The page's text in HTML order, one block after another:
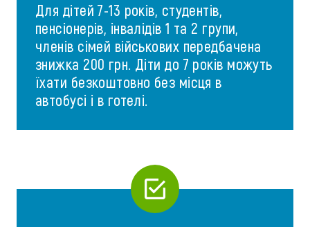
Для дітей 7-13 років, студентів,
пенсіонерів, інвалідів 1 та 2 групи,
членів сімей військових передбачена
знижка 200 грн. Діти до 7 років можуть
їхати безкоштовно без місця в
автобусі і в готелі.